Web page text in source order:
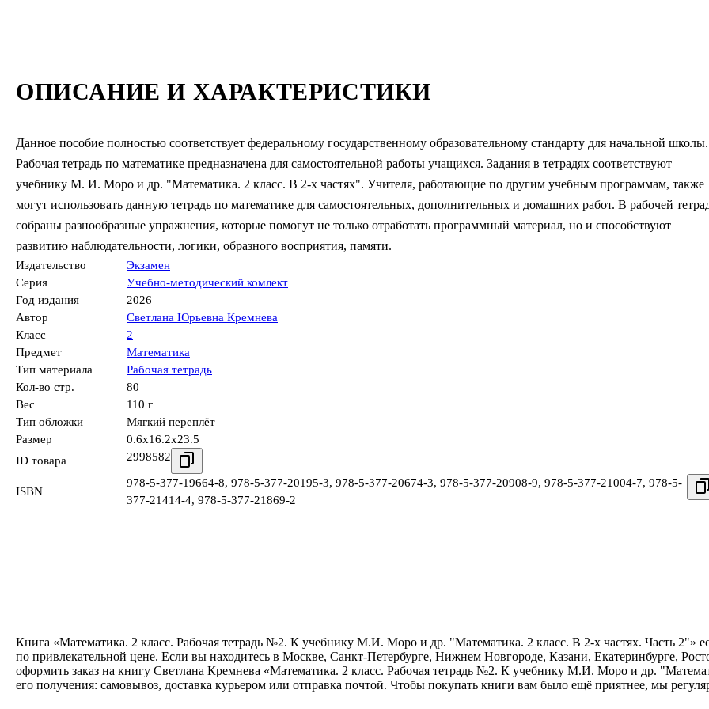
ОПИСАНИЕ И ХАРАКТЕРИСТИКИ
Данное пособие полностью соответствует федеральному государственному образовательному стандарту для начальной школы.
Рабочая тетрадь по математике предназначена для самостоятельной работы учащихся. Задания в тетрадях соответствуют
учебнику М. И. Моро и др. "Математика. 2 класс. В 2-х частях". Учителя, работающие по другим учебным программам, также
могут использовать данную тетрадь по математике для самостоятельных, дополнительных и домашних работ. В рабочей
собраны разнообразные упражнения, которые помогут не только отработать программный материал, но и способствуют
развитию наблюдательности, логики, образного восприятия, памяти.
Издательство
Экзамен
Серия
Учебно-методический комлект
Год издания
2026
Автор
Светлана Юрьевна Кремнева
Класс
2
Предмет
Математика
Тип материала
Рабочая тетрадь
Кол-во стр.
80
Вес
110 г
Тип обложки
Мягкий переплёт
Размер
0.6x16.2x23.5
ID товара
2998582
ISBN
978-5-377-19664-8, 978-5-377-20195-3, 978-5-377-20674-3, 978-5-377-20908-9, 978-5-377-21004-7, 978-5-
377-21414-4, 978-5-377-21869-2
Книга «Математика. 2 класс. Рабочая тетрадь №2. К учебнику М.И. Моро и др. "Математика. 2 класс. В 2-х частях. Часть 2"»
по привлекательной цене. Если вы находитесь в Москве, Санкт-Петербурге, Нижнем Новгороде, Казани, Екатеринбурге,
оформить заказ на книгу Светлана Кремнева «Математика. 2 класс. Рабочая тетрадь №2. К учебнику М.И. Моро и др.
его получения: самовывоз, доставка курьером или отправка почтой. Чтобы покупать книги вам было ещё приятнее, мы